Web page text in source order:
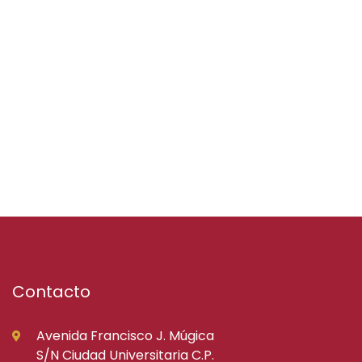
Contacto
Avenida Francisco J. Múgica
S/N Ciudad Universitaria C.P.